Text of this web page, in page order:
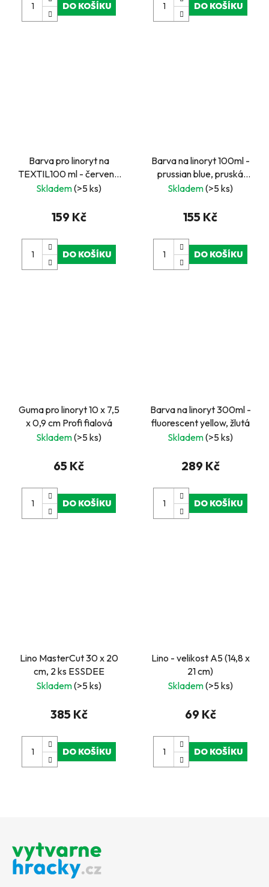
DO KOŠÍKU DO KOŠÍKU
Barva pro linoryt na
TEXTIL100 ml - červená
ESSDEE
Skladem(>5 ks)
159 Kč
DO KOŠÍKU
Barva na linoryt 100ml -
prussian blue, pruská
modrá
Skladem(>5 ks)
155 Kč
DO KOŠÍKU
Guma pro linoryt 10 x 7,5
x 0,9 cm Profi fialová
Skladem(>5 ks)
65 Kč
DO KOŠÍKU
Barva na linoryt 300ml -
fluorescent yellow, žlutá
Skladem(>5 ks)
289 Kč
DO KOŠÍKU
Lino MasterCut 30 x 20
cm, 2 ks ESSDEE
Skladem(>5 ks)
385 Kč
DO KOŠÍKU
Lino - velikost A5 (14,8 x
21 cm)
Skladem(>5 ks)
69 Kč
DO KOŠÍKU